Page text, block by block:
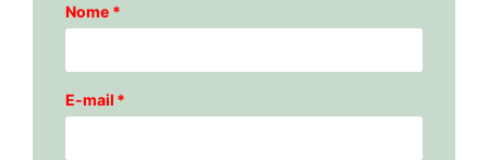
Nome *
E-mail *